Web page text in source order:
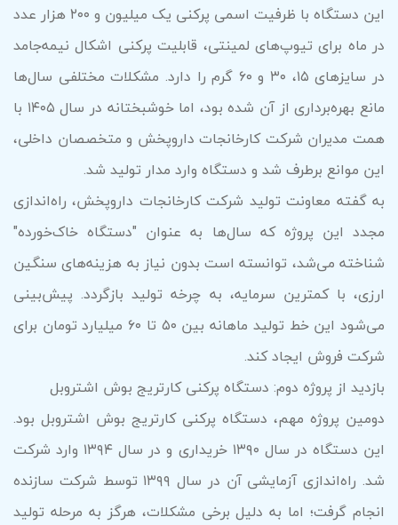
این دستگاه با ظرفیت اسمی پرکنی یک میلیون و ۲۰۰ هزار عدد
در ماه برای تیوپ‌های لمینتی، قابلیت پرکنی اشکال نیمه‌جامد
در سایزهای ۱۵، ۳۰ و ۶۰ گرم را دارد. مشکلات مختلفی سال‌ها
مانع بهره‌برداری از آن شده بود، اما خوشبختانه در سال ۱۴۰۵ با
همت مدیران شرکت کارخانجات داروپخش و متخصصان داخلی،
این موانع برطرف شد و دستگاه وارد مدار تولید شد.
به گفته معاونت تولید شرکت کارخانجات داروپخش، راه‌اندازی
مجدد این پروژه که سال‌ها به عنوان "دستگاه خاک‌خورده"
شناخته می‌شد، توانسته است بدون نیاز به هزینه‌های سنگین
ارزی، با کمترین سرمایه، به چرخه تولید بازگردد. پیش‌بینی
می‌شود این خط تولید ماهانه بین ۵۰ تا ۶۰ میلیارد تومان برای
شرکت فروش ایجاد کند.
بازدید از پروژه دوم: دستگاه پرکنی کارتریج بوش اشتروبل
دومین پروژه مهم، دستگاه پرکنی کارتریج بوش اشتروبل بود.
این دستگاه در سال ۱۳۹۰ خریداری و در سال ۱۳۹۴ وارد شرکت
شد. راه‌اندازی آزمایشی آن در سال ۱۳۹۹ توسط شرکت سازنده
انجام گرفت؛ اما به دلیل برخی مشکلات، هرگز به مرحله تولید